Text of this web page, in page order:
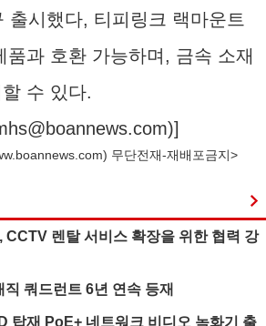
출시했다, 티피링크 랙마운트
품과 호환 가능하며, 금속 소재
수 있다.
)]
) 무단전재-재배포금지>
CCTV 렌탈 서비스 확장을 위한 협력 강
쿼드런트 6년 연속 등재
탑재 PoE+ 네트워크 비디오 녹화기 출